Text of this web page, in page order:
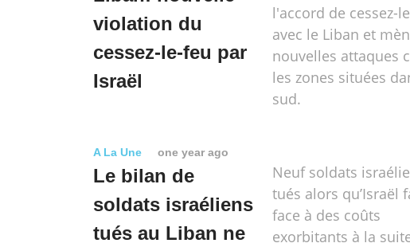
violation du
cessez-le-feu par
Israël
l'accord de cessez-
avec le Liban et
nouvelles attaques
les zones situées
sud.
A La Une one year ago
Le bilan de
soldats israéliens
tués au Liban ne
Neuf soldats
tués alors qu’Israël
face à des coûts
exorbitants à la